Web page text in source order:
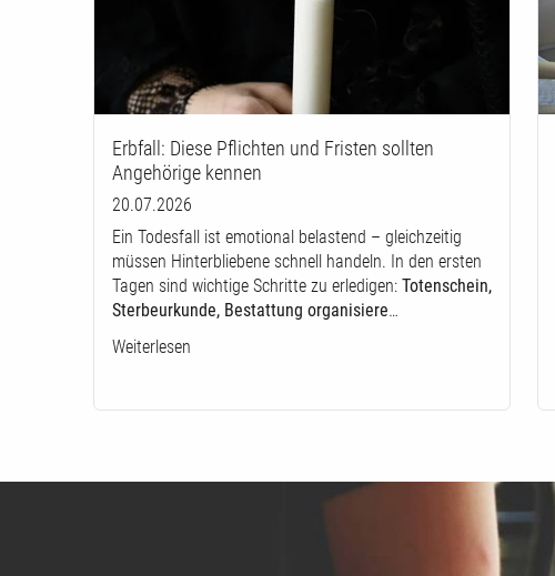
Erbfall: Diese Pflichten und Fristen sollten
Angehörige kennen
20.07.2026
Ein Todesfall ist emotional belastend – gleichzeitig
müssen Hinterbliebene schnell handeln. In den ersten
Tagen sind wichtige Schritte zu erledigen: Totenschein,
Sterbeurkunde, Bestattung organisiere…
Weiterlesen